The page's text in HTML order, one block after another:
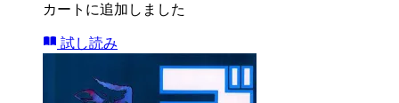
カートに追加しました
試し読み